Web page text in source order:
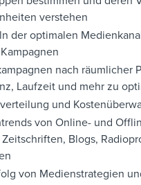
verstehen
der optimalen
nach räumlicher
Laufzeit und mehr zu
und
von Online- und
Blogs,
von Medienstrategien